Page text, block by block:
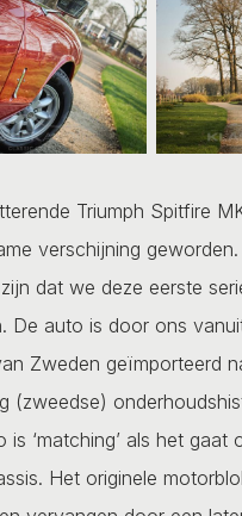
Triumph Spitfire
verschijning
dat we deze eerste
De auto is door ons
Zweden geïmporteerd
(zweedse)
is ‘matching’ als het gaat
Het originele